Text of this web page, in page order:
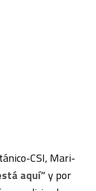
CSI, Mari-
aquí”y por